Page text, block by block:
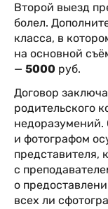
Второй выезд
болел.
класса, в
на основной
— 5000 руб.
Договор
родительского
недоразумений.
и фотографом
представителя,
с
о
всех ли